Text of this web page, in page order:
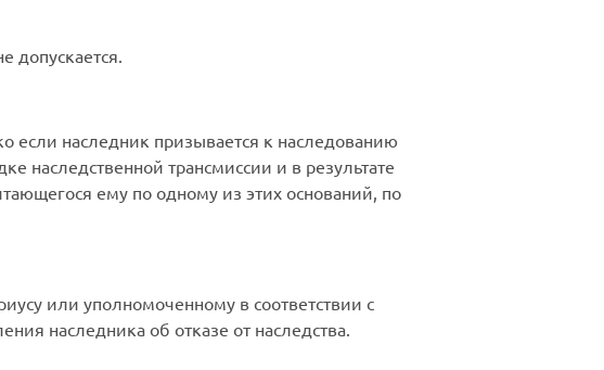
допускается.
если наследник призывается к наследованию
наследственной трансмиссии и в результате
ему по одному из этих оснований, по
или уполномоченному в соответствии с
наследника об отказе от наследства.